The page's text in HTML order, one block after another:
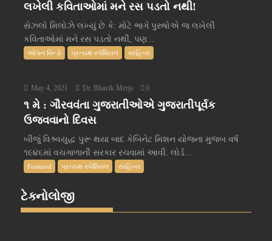
લખેલી કવિતાઓમાં મને રસ પડતો નથી!
સેઝલો મિલોઝે લખ્યું છે કે: મોટે ભાગે પુરુષોએ જ લખેલી
કવિતાઓમાં મને રસ પડતો નથી, પણ...
ઓપન વિન્ડો પ્રત્યક્ષ સ્પેશિયલ સાહિત્ય
May 4, 2021 Dr. Bhavik Merja 0
૧ મે : ગૌરવવંતા ગુજરાતીઓએ ગુજરાતીપૂર્વક
ઉજવવાનો દિવસ
બીજું વિશ્ર્વયુદ્ધ પુરૂ થયા બાદ કેબિનેટ મિશન યોજના મુજબ વર્ષ
૧૯૪૬માં વચગાળાની સરકાર રચવામાં આવી. લોર્ડ...
Featured પ્રત્યક્ષ સ્પેશિયલ સાહિત્ય
ટેક્નોલોજી